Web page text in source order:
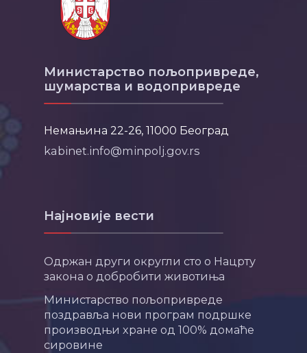
Министарство пољопривреде,
шумарства и водопривреде
Немањина 22-26, 11000 Београд
kabinet.info@minpolj.gov.rs
Најновије вести
Одржан други округли сто о Нацрту
закона о добробити животиња
Министарство пољопривреде
поздравља нови програм подршке
производњи хране од 100% домаће
сировине